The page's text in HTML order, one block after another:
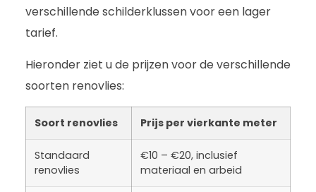
verschillende schilderklussen voor een lager
tarief.
Hieronder ziet u de prijzen voor de verschillende
soorten renovlies:
Soort renovlies Prijs per vierkante meter
Standaard
renovlies
€10 – €20, inclusief
materiaal en arbeid